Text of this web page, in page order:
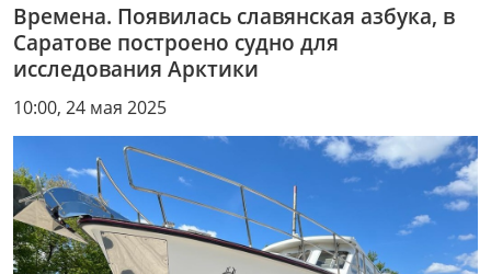
Времена. Появилась славянская азбука, в
Саратове построено судно для
исследования Арктики
10:00, 24 мая 2025